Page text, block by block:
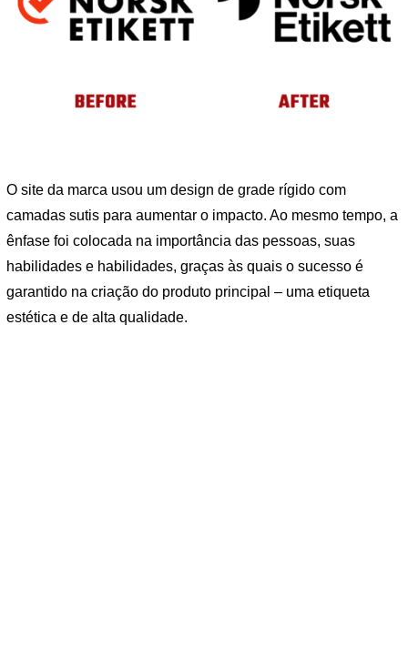
O site da marca usou um design de grade rígido com
camadas sutis para aumentar o impacto. Ao mesmo tempo, a
ênfase foi colocada na importância das pessoas, suas
habilidades e habilidades, graças às quais o sucesso é
garantido na criação do produto principal – uma etiqueta
estética e de alta qualidade.